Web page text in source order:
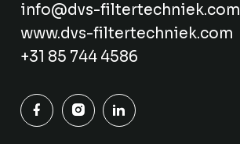
info@dvs-filtertechniek.com
www.dvs-filtertechniek.com
+31 85 744 4586